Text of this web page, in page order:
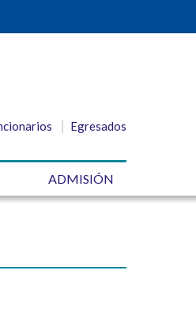
Egresados
ADMISIÓN